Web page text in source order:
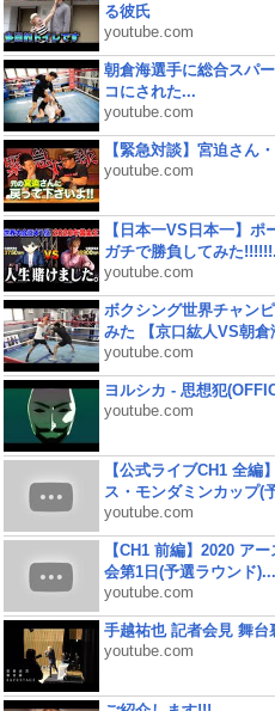
る彼氏
youtube.com
朝倉海選手に総合スパ
コにされた...
youtube.com
【緊急対談】宮迫さん
youtube.com
【日本一VS日本一】
ガチで勝負してみた
youtube.com
ボクシング世界チャン
みた 【京口紘人VS朝倉
youtube.com
ヨルシカ - 思想犯
youtube.com
【公式ライブCH1 全編
ス・モンダミンカップ(
youtube.com
【CH1 前編】2020 ア
会第1日(予選ラウンド)...
youtube.com
手越祐也 記者会見 舞台
youtube.com